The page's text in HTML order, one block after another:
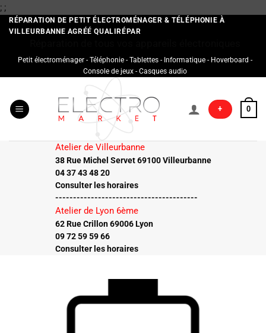
; ;Passer
au
contenu
RÉPARATION DE PETIT ÉLECTROMÉNAGER & TÉLÉPHONIE À
VILLEURBANNE AGRÉÉ QUALIRÉPAR
Petit électroménager - Téléphonie - Tablettes - Informatique - Hoverboard -
Console de jeux - Casques audio
+ 0
Atelier de Villeurbanne
38 Rue Michel Servet 69100 Villeurbanne
04 37 43 48 20
Consulter les horaires
----------------------------------------
Atelier de Lyon 6ème
62 Rue Crillon 69006 Lyon
09 72 59 59 66
Consulter les horaires